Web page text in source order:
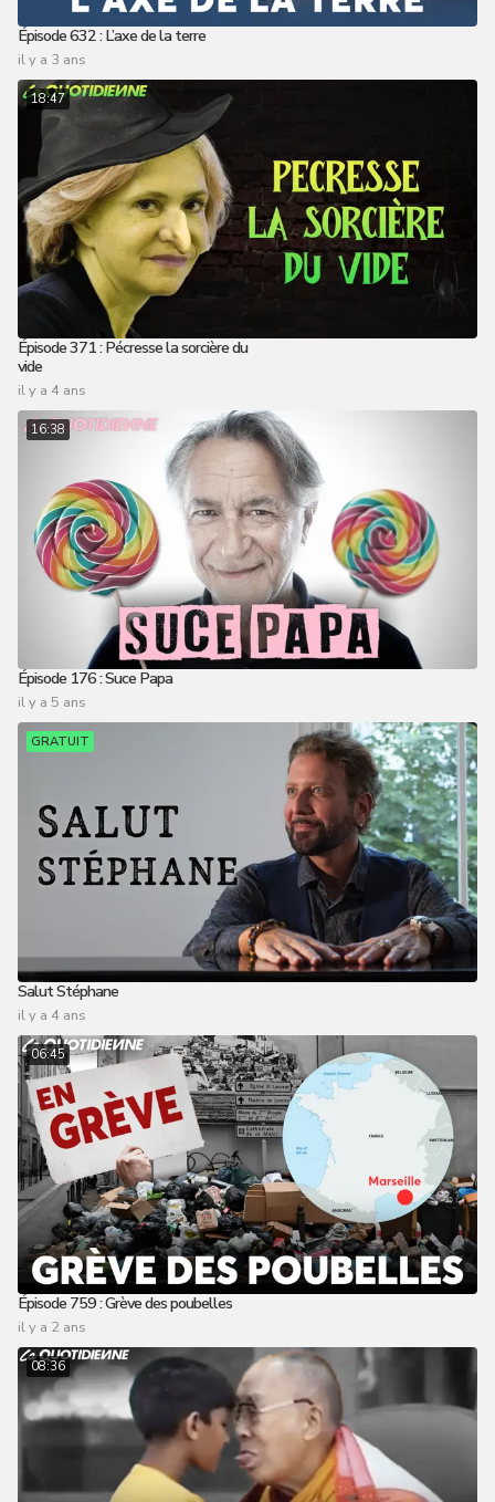
Épisode 632 : L’axe de la terre
il y a 3 ans
18:47
Épisode 371 : Pécresse la sorcière du
vide
il y a 4 ans
16:38
Épisode 176 : Suce Papa
il y a 5 ans
GRATUIT
Salut Stéphane
il y a 4 ans
06:45
Épisode 759 : Grève des poubelles
il y a 2 ans
08:36